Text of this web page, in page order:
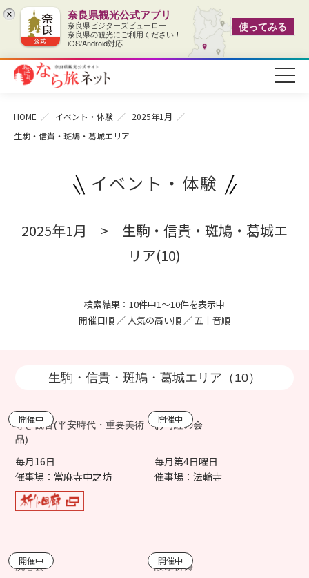
× 奈良県観光公式アプリ
奈良県ビジターズビューロー
奈良県の観光にご利用ください！ -
iOS/Android対応
使ってみる
HOME イベント・体験
2025年1月
生駒・信貴・斑鳩・葛城エリア
イベント・体験
2025年1月 > 生駒・信貴・斑鳩・葛城エ
リア(10)
検索結果：10件中1～10件を表示中
開催日順／ 人気の高い順 ／五十音順
生駒・信貴・斑鳩・葛城エリア（10）
開催中
導き観音(平安時代・重要美術
品)
毎月16日
催事場：當麻寺中之坊
開催中
お写経の会
毎月第4日曜日
催事場：法輪寺
開催中
洗心会 開催中
護摩祈祷